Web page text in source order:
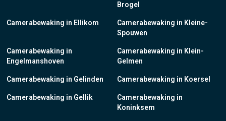
Camerabewaking in Ellikom
Camerabewaking in
Engelmanshoven
Camerabewaking in Gelinden
Camerabewaking in Gellik
Brogel
Camerabewaking in Kleine-
Spouwen
Camerabewaking in Klein-
Gelmen
Camerabewaking in Koersel
Camerabewaking in
Koninksem